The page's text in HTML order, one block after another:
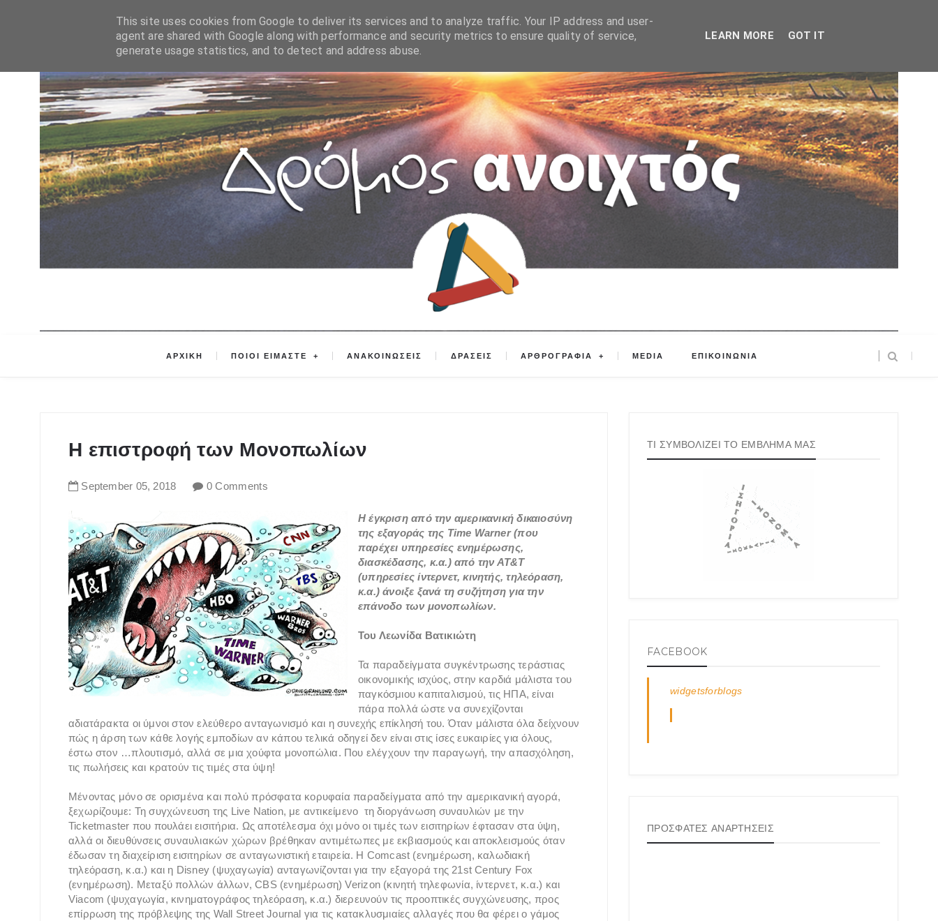
ΑΡΧΙΚΗ ΠΟΙΟΙ ΕΙΜΑΣΤΕ ΑΝΑΚΟΙΝΩΣΕΙΣ ΔΡΑΣΕΙΣ ΑΡΘΡΟΓΡΑΦΙΑ MEDIA ΕΠΙΚΟΙΝΩΝΙΑ
Η επιστροφή των Μονοπωλίων
September 05, 2018 0 Comments
Η έγκριση από την αμερικανική δικαιοσύνη
της εξαγοράς της Time Warner (που
παρέχει υπηρεσίες ενημέρωσης,
διασκέδασης, κ.α.) από την ΑΤ&Τ
(υπηρεσίες ίντερνετ, κινητής, τηλεόραση,
κ.α.) άνοιξε ξανά τη συζήτηση για την
επάνοδο των μονοπωλίων.
Του Λεωνίδα Βατικιώτη
Τα παραδείγματα συγκέντρωσης τεράστιας
οικονομικής ισχύος, στην καρδιά μάλιστα του
παγκόσμιου καπιταλισμού, τις ΗΠΑ, είναι
πάρα πολλά ώστε να συνεχίζονται
αδιατάρακτα οι ύμνοι στον ελεύθερο ανταγωνισμό και η συνεχής επίκλησή του. Όταν μάλιστα όλα δείχνουν
πώς η άρση των κάθε λογής εμποδίων αν κάπου τελικά οδηγεί δεν είναι στις ίσες ευκαιρίες για όλους,
έστω στον …πλουτισμό, αλλά σε μια χούφτα μονοπώλια. Που ελέγχουν την παραγωγή, την απασχόληση,
τις πωλήσεις και κρατούν τις τιμές στα ύψη!
Μένοντας μόνο σε ορισμένα και πολύ πρόσφατα κορυφαία παραδείγματα από την αμερικανική αγορά,
ξεχωρίζουμε: Τη συγχώνευση της Live Nation, με αντικείμενο τη διοργάνωση συναυλιών με την
Ticketmaster που πουλάει εισιτήρια. Ως αποτέλεσμα όχι μόνο οι τιμές των εισιτηρίων έφτασαν στα ύψη,
αλλά οι διευθύνσεις συναυλιακών χώρων βρέθηκαν αντιμέτωπες με εκβιασμούς και αποκλεισμούς όταν
έδωσαν τη διαχείριση εισιτηρίων σε ανταγωνιστική εταιρεία. Η Comcast (ενημέρωση, καλωδιακή
τηλεόραση, κ.α.) και η Disney (ψυχαγωγία) ανταγωνίζονται για την εξαγορά της 21st Century Fox
(ενημέρωση). Μεταξύ πολλών άλλων, CBS (ενημέρωση) Verizon (κινητή τηλεφωνία, ίντερνετ, κ.α.) και
Viacom (ψυχαγωγία, κινηματογράφος τηλεόραση, κ.α.) διερευνούν τις προοπτικές συγχώνευσης, προς
επίρρωση της πρόβλεψης της Wall Street Journal για τις κατακλυσμιαίες αλλαγές που θα φέρει ο γάμος
ΤΙ ΣΥΜΒΟΛΙΖΕΙ ΤΟ ΕΜΒΛΗΜΑ ΜΑΣ
FACEBOOK
widgetsforblogs
ΠΡΟΣΦΑΤΕΣ ΑΝΑΡΤΗΣΕΙΣ
This site uses cookies from Google to deliver its services and to analyze traffic. Your IP address and user-
agent are shared with Google along with performance and security metrics to ensure quality of service,
generate usage statistics, and to detect and address abuse.
LEARN MORE GOT IT